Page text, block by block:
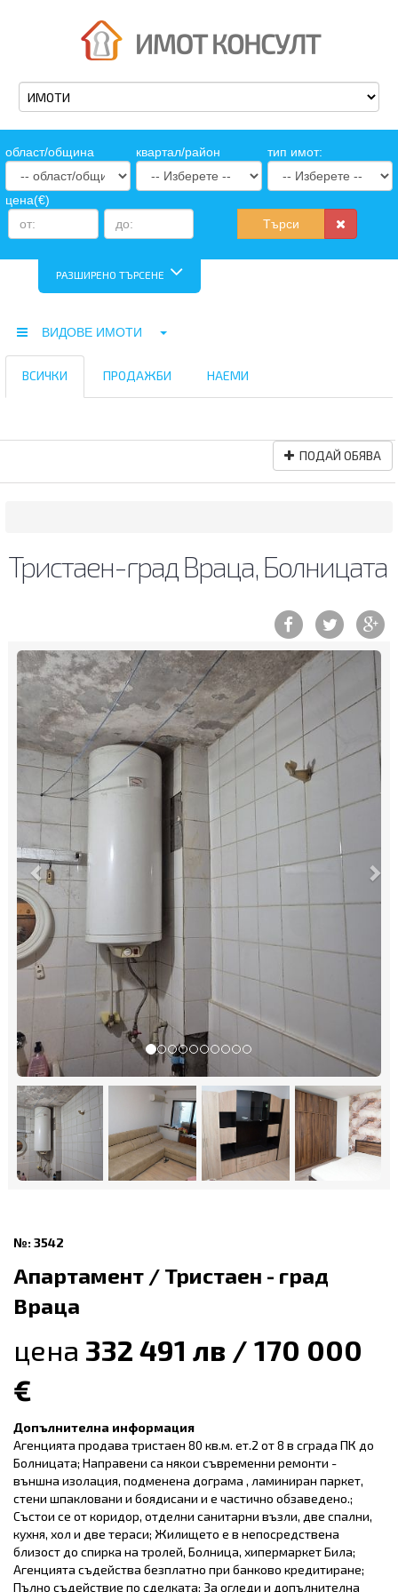
oбласт/община квартал/район тип имот:
цена(€)
Търси
РАЗШИРЕНО ТЪРСЕНЕ
ВИДОВЕ ИМОТИ
ВСИЧКИ ПРОДАЖБИ НАЕМИ
ПОДАЙ ОБЯВА
Тристаен-град Враца, Болницата
Previous
№: 3542
Апартамент / Тристаен - град
Враца
цена 332 491 лв / 170 000
€
Допълнителна информация
Агенцията продава тристаен 80 кв.м. ет.2 от 8 в сграда ПК до
Болницата; Направени са някои съвременни ремонти -
външна изолация, подменена дограма , ламиниран паркет,
стени шпакловани и боядисани и е частично обзаведено.;
Състои се от коридор, отделни санитарни възли, две спални,
кухня, хол и две тераси; Жилището е в непосредствена
близост до спирка на тролей, Болница, хипермаркет Била;
Агенцията съдейства безплатно при банково кредитиране;
Пълно съдействие по сделката; За огледи и допълнителна